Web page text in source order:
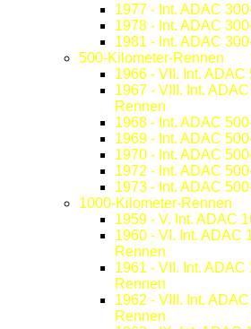
1977 - Int. ADAC
1978 - Int. ADAC
1981 - Int. ADAC
500-Kilometer-Rennen
1966 - VII. Int.
1967 - VIII. Int.
Rennen
1968 - Int. ADAC
1969 - Int. ADAC
1970 - Int. ADAC
1972 - Int. ADAC
1973 - Int. ADAC
1000-Kilometer-Rennen
1959 - V. Int. ADAC
1960 - VI. Int. ADAC
Rennen
1961 - VII. Int.
Rennen
1962 - VIII. Int.
Rennen